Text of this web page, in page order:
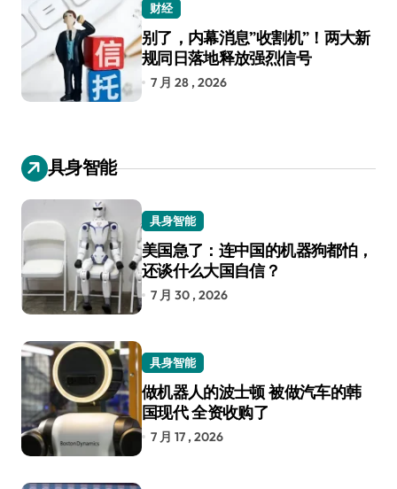
财经
别了，内幕消息”收割机”！两大新
规同日落地释放强烈信号
7 月 28 , 2026
具身智能
具身智能
美国急了：连中国的机器狗都怕，
还谈什么大国自信？
7 月 30 , 2026
具身智能
做机器人的波士顿 被做汽车的韩
国现代 全资收购了
7 月 17 , 2026